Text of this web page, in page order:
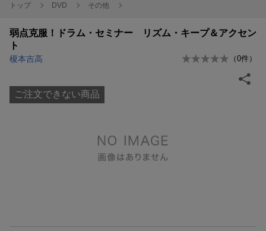
トップ DVD その他
弱点克服！ドラム・セミナー リズム・キープ＆アクセン
ト
榎本吉高 （0件）
ご注文できない商品